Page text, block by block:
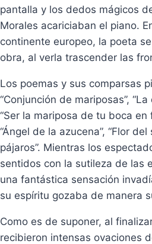
pantalla y los dedos mágicos
Morales acariciaban el piano.
continente europeo, la poeta
obra, al verla trascender las
Los poemas y sus comparsas
“Conjunción de mariposas”,
“Ser la mariposa de tu boca en
“Ángel de la azucena”, “Flor
pájaros”. Mientras los
sentidos con la sutileza de las
una fantástica sensación
su espíritu gozaba de manera
Como es de suponer, al
recibieron intensas ovaciones